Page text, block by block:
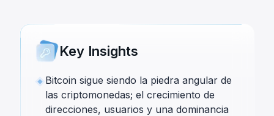
Key Insights
Bitcoin sigue siendo la piedra angular de
las criptomonedas; el crecimiento de
direcciones, usuarios y una dominancia